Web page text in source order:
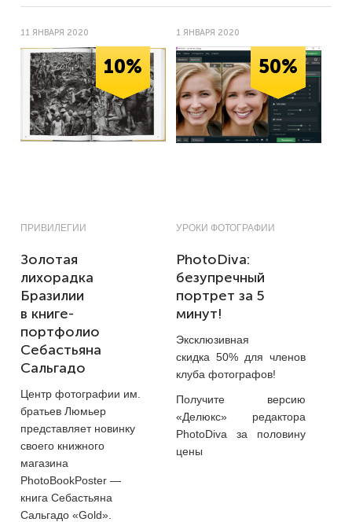
11 ЯНВАРЯ 2020
10%
ПРИВИЛЕГИИ
Золотая
лихорадка
Бразилии
в книге-
портфолио
Себастьяна
Сальгадо
Центр фотографии им.
братьев Люмьер
представляет новинку
своего книжного
магазина
PhotoBookPoster —
книга Себастьяна
Сальгадо «Gold».
1 ЯНВАРЯ 2020
50%
УРОКИ ФОТОГРАФИИ
PhotoDiva:
безупречный
портрет за 5
минут!
Эксклюзивная
скидка 50% для членов
клуба фотографов!
Получите версию
«Делюкс» редактора
PhotoDiva за половину
цены